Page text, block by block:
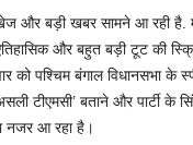
बड़ी खबर सामने आ रही है.
और बहुत बड़ी टूट की
पश्चिम बंगाल विधानसभा के
बताने और पार्टी के
नजर आ रहा है।